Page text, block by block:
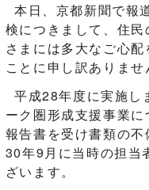
本日、京都新聞で報
検につきまして、住
さまには多大なご心
ことに申し訳ありませ
平成28年度に実施し
ーク圏形成支援事業
報告書を受け書類の
30年9月に当時の担当
ざいます。